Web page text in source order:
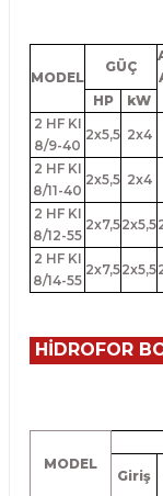
MODEL
GÜÇ
HP
kW
2 HF KI
8/9-40
2x5,5 2x4
2 HF KI
8/11-40
2x5,5 2x4
2 HF KI
8/12-55
2x7,52x5,5
2 HF KI
8/14-55
2x7,52x5,5
HİDROFOR
MODEL
Giriş